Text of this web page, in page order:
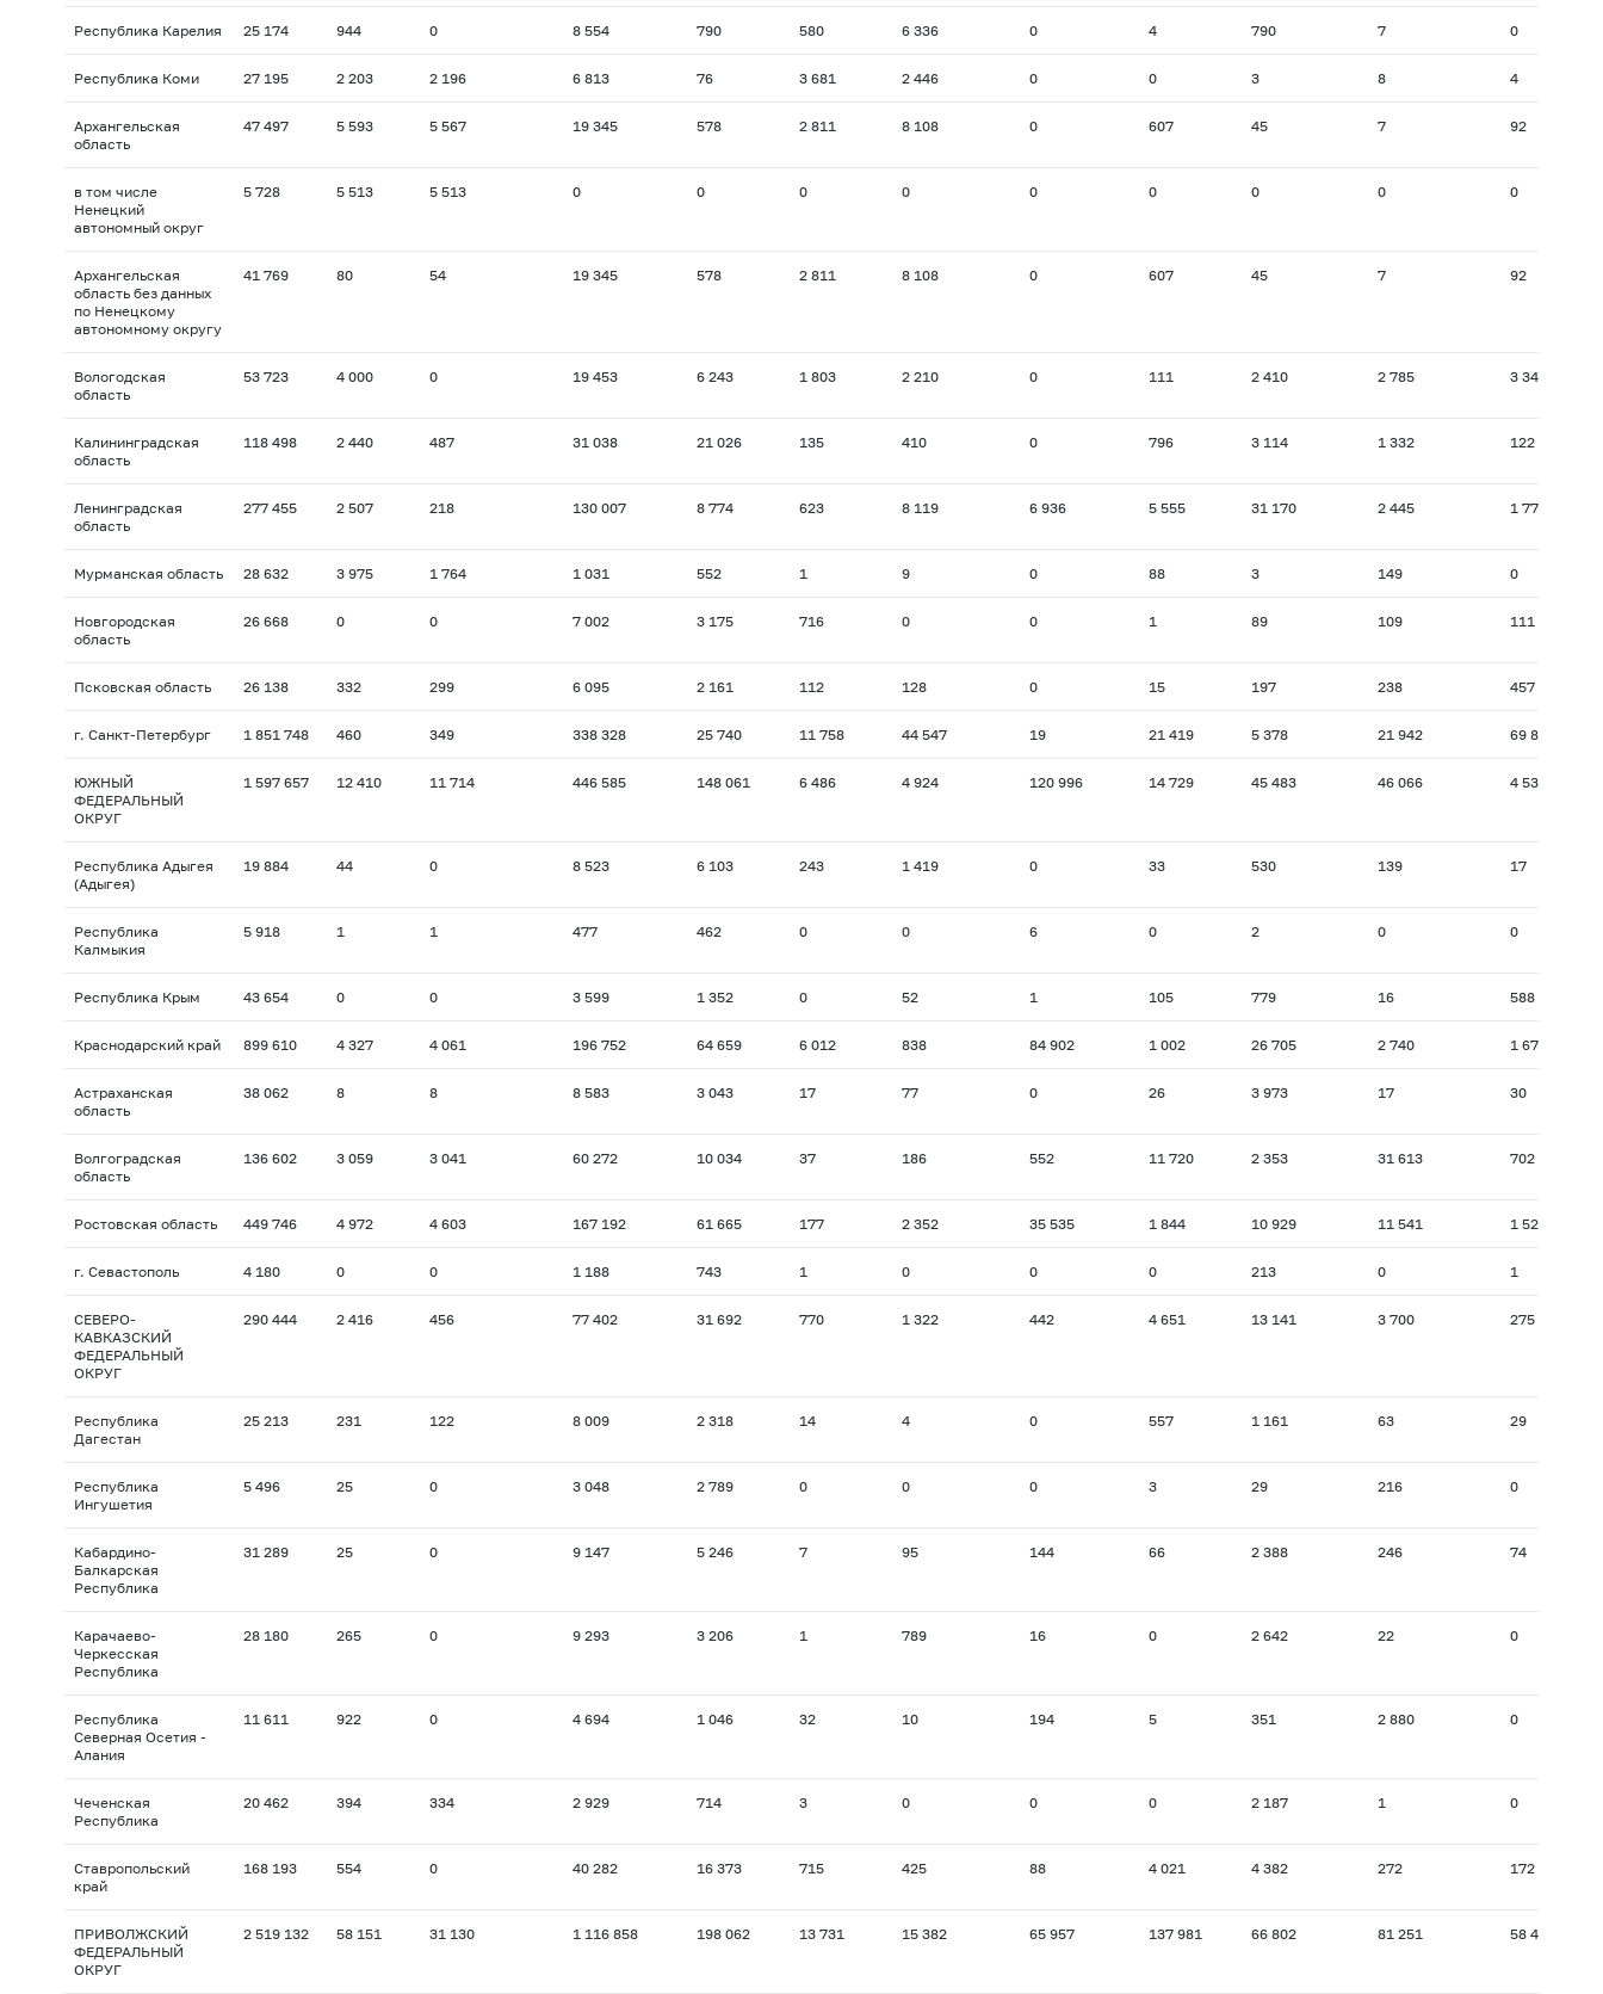
Республика Карелия 25 174 944 0 8 554 790 580 6 336 0 4 790 7 0
Республика Коми 27 195 2 203 2 196 6 813 76 3 681 2 446 0 0 3 8 4
Архангельская
область
47 497 5 593 5 567 19 345 578 2 811 8 108 0 607 45 7 92
в том числе
Ненецкий
автономный округ
5 728 5 513 5 513 0 0 0 0 0 0 0 0 0
Архангельская
область без данных
по Ненецкому
автономному округу
41 769 80 54 19 345 578 2 811 8 108 0 607 45 7 92
Вологодская
область
53 723 4 000 0 19 453 6 243 1 803 2 210 0 111 2 410 2 785 3 345
Калининградская
область
118 498 2 440 487 31 038 21 026 135 410 0 796 3 114 1 332 122
Ленинградская
область
277 455 2 507 218 130 007 8 774 623 8 119 6 936 5 555 31 170 2 445 1 778
Мурманская область 28 632 3 975 1 764 1 031 552 1 9 0 88 3 149 0
Новгородская
область
26 668 0 0 7 002 3 175 716 0 0 1 89 109 111
Псковская область 26 138 332 299 6 095 2 161 112 128 0 15 197 238 457
г. Санкт-Петербург 1 851 748 460 349 338 328 25 740 11 758 44 547 19 21 419 5 378 21 942 69 889
ЮЖНЫЙ
ФЕДЕРАЛЬНЫЙ
ОКРУГ
1 597 657 12 410 11 714 446 585 148 061 6 486 4 924 120 996 14 729 45 483 46 066 4 539
Республика Адыгея
(Адыгея)
19 884 44 0 8 523 6 103 243 1 419 0 33 530 139 17
Республика
Калмыкия
5 918 1 1 477 462 0 0 6 0 2 0 0
Республика Крым 43 654 0 0 3 599 1 352 0 52 1 105 779 16 588
Краснодарский край 899 610 4 327 4 061 196 752 64 659 6 012 838 84 902 1 002 26 705 2 740 1 677
Астраханская
область
38 062 8 8 8 583 3 043 17 77 0 26 3 973 17 30
Волгоградская
область
136 602 3 059 3 041 60 272 10 034 37 186 552 11 720 2 353 31 613 702
Ростовская область 449 746 4 972 4 603 167 192 61 665 177 2 352 35 535 1 844 10 929 11 541 1 524
г. Севастополь 4 180 0 0 1 188 743 1 0 0 0 213 0 1
СЕВЕРО-
КАВКАЗСКИЙ
ФЕДЕРАЛЬНЫЙ
ОКРУГ
290 444 2 416 456 77 402 31 692 770 1 322 442 4 651 13 141 3 700 275
Республика
Дагестан
25 213 231 122 8 009 2 318 14 4 0 557 1 161 63 29
Республика
Ингушетия
5 496 25 0 3 048 2 789 0 0 0 3 29 216 0
Кабардино-
Балкарская
Республика
31 289 25 0 9 147 5 246 7 95 144 66 2 388 246 74
Карачаево-
Черкесская
Республика
28 180 265 0 9 293 3 206 1 789 16 0 2 642 22 0
Республика
Северная Осетия -
Алания
11 611 922 0 4 694 1 046 32 10 194 5 351 2 880 0
Чеченская
Республика
20 462 394 334 2 929 714 3 0 0 0 2 187 1 0
Ставропольский
край
168 193 554 0 40 282 16 373 715 425 88 4 021 4 382 272 172
ПРИВОЛЖСКИЙ
ФЕДЕРАЛЬНЫЙ
ОКРУГ
2 519 132 58 151 31 130 1 116 858 198 062 13 731 15 382 65 957 137 981 66 802 81 251 58 448